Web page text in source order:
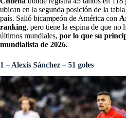
ubican en la segunda posición de la
país. Salió bicampeón de América con
ranking, pero tiene la espina de que no
últimos mundiales, por lo que su
mundialista de 2026.
1 – Alexis Sánchez – 51 goles